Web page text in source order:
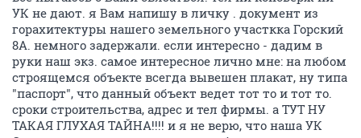
УК не дают. я Вам напишу в личку . документ из
горахитектуры нашего земельного участкка Горский
8А. немного задержали. если интересно - дадим в
руки наш экз. самое интересное лично мне: на любом
строящемся объекте всегда вывешен плакат, ну типа
"паспорт", что данный объект ведет тот то и тот то.
сроки строительства, адрес и тел фирмы. а ТУТ НУ
ТАКАЯ ГЛУХАЯ ТАЙНА!!!! и я не верю, что наша УК